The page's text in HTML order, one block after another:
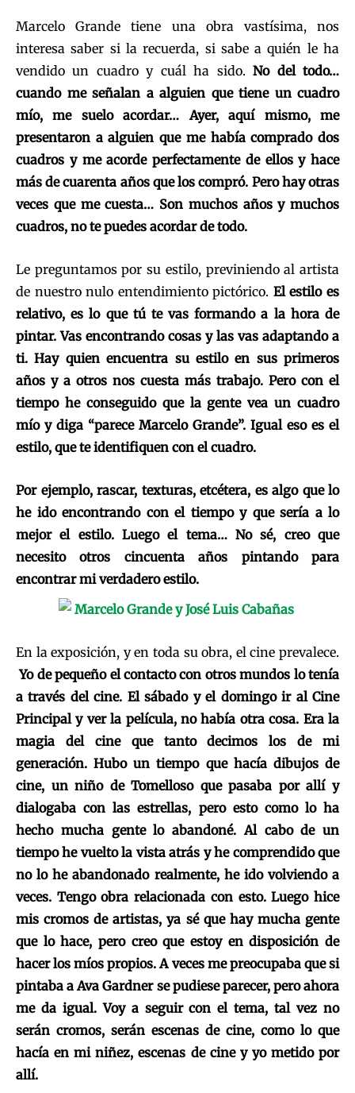
Marcelo Grande tiene una obra vastísima, nos
interesa saber si la recuerda, si sabe a quién le ha
vendido un cuadro y cuál ha sido.No del todo…
cuando me señalan a alguien que tiene un cuadro
mío, me suelo acordar… Ayer, aquí mismo, me
presentaron a alguien que me había comprado dos
cuadros y me acorde perfectamente de ellos y hace
más de cuarenta años que los compró. Pero hay otras
veces que me cuesta… Son muchos años y muchos
cuadros, no te puedes acordar de todo.
Le preguntamos por su estilo, previniendo al artista
de nuestro nulo entendimiento pictórico. El estilo es
relativo, es lo que tú te vas formando a la hora de
pintar. Vas encontrando cosas y las vas adaptando a
ti. Hay quien encuentra su estilo en sus primeros
años y a otros nos cuesta más trabajo. Pero con el
tiempo he conseguido que la gente vea un cuadro
mío y diga “parece Marcelo Grande”. Igual eso es el
estilo, que te identifiquen con el cuadro.
Por ejemplo, rascar, texturas, etcétera, es algo que lo
he ido encontrando con el tiempo y que sería a lo
mejor el estilo. Luego el tema… No sé, creo que
necesito otros cincuenta años pintando para
encontrar mi verdadero estilo.
En la exposición, y en toda su obra, el cine prevalece.
Yo de pequeño el contacto con otros mundos lo tenía
a través del cine. El sábado y el domingo ir al Cine
Principal y ver la película, no había otra cosa. Era la
magia del cine que tanto decimos los de mi
generación. Hubo un tiempo que hacía dibujos de
cine, un niño de Tomelloso que pasaba por allí y
dialogaba con las estrellas, pero esto como lo ha
hecho mucha gente lo abandoné. Al cabo de un
tiempo he vuelto la vista atrás y he comprendido que
no lo he abandonado realmente, he ido volviendo a
veces. Tengo obra relacionada con esto. Luego hice
mis cromos de artistas, ya sé que hay mucha gente
que lo hace, pero creo que estoy en disposición de
hacer los míos propios. A veces me preocupaba que si
pintaba a Ava Gardner se pudiese parecer, pero ahora
me da igual. Voy a seguir con el tema, tal vez no
serán cromos, serán escenas de cine, como lo que
hacía en mi niñez, escenas de cine y yo metido por
allí.